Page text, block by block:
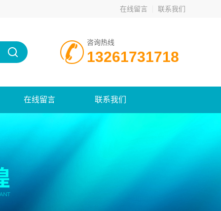
在线留言 联系我们
咨询热线
13261731718
在线留言 联系我们